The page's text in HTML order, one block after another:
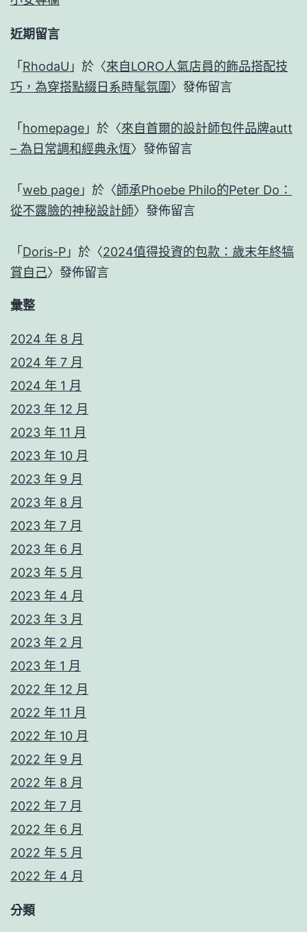
近期留言
「 RhodaU 」於〈來自LORO人氣店員的飾品搭配技
巧，為穿搭點綴日系時髦氛圍〉發佈留言
「 homepage 」於〈來自首爾的設計師包件品牌autt
– 為日常調和經典永恆〉發佈留言
「 web page 」於〈師承Phoebe Philo的Peter Do：
從不露臉的神秘設計師〉發佈留言
「 Doris-P 」於〈2024值得投資的包款：歲末年終犒
賞自己〉發佈留言
彙整
2024 年 8 月
2024 年 7 月
2024 年 1 月
2023 年 12 月
2023 年 11 月
2023 年 10 月
2023 年 9 月
2023 年 8 月
2023 年 7 月
2023 年 6 月
2023 年 5 月
2023 年 4 月
2023 年 3 月
2023 年 2 月
2023 年 1 月
2022 年 12 月
2022 年 11 月
2022 年 10 月
2022 年 9 月
2022 年 8 月
2022 年 7 月
2022 年 6 月
2022 年 5 月
2022 年 4 月
分類